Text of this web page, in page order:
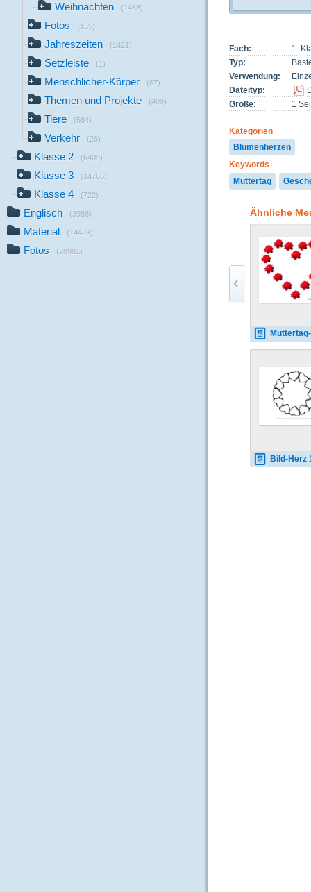
Weihnachten (1468)
Fotos (155)
Jahreszeiten (1421)
Setzleiste (1)
Menschlicher-Körper (67)
Themen und Projekte (409)
Tiere (564)
Verkehr (26)
Klasse 2 (6409)
Klasse 3 (14765)
Klasse 4 (722)
Englisch (3988)
Material (14423)
Fotos (28981)
Fach:
1.
Typ:
Verwendung:
Dateityp:
Größe:
1
Kategorien
Blumenherzen
Keywords
Muttertag
Ähnliche
Muttertag-
Bild-Herz